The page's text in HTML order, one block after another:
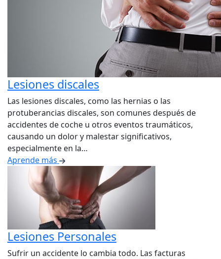
Lesiones discales
Las lesiones discales, como las hernias o las
protuberancias discales, son comunes después de
accidentes de coche u otros eventos traumáticos,
causando un dolor y malestar significativos,
especialmente en la…
Aprende más
Lesiones Personales
Sufrir un accidente lo cambia todo. Las facturas